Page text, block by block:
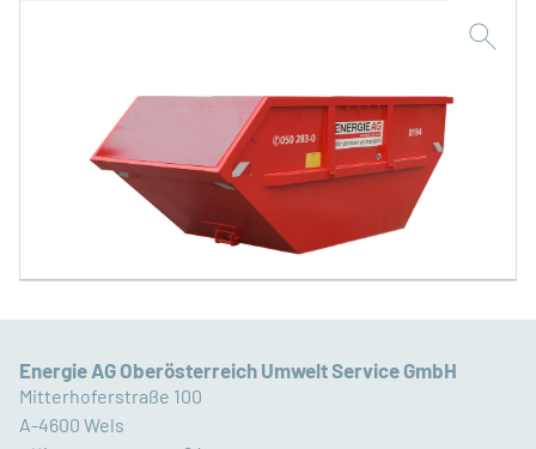
Energie AG Oberösterreich Umwelt Service GmbH
Mitterhoferstraße 100
A-4600 Wels